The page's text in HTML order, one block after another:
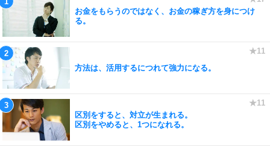
お金をもらうのではなく、お金の稼ぎ方を身につけ
る。
方法は、活用するにつれて強力になる。
区別をすると、対立が生まれる。
区別をやめると、1つになれる。